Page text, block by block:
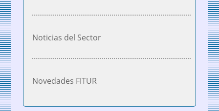
Noticias del Sector
Novedades FITUR